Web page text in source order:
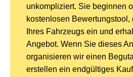
unkompliziert. Sie beginnen
kostenlosen Bewertungstool,
Ihres Fahrzeugs ein und
Angebot. Wenn Sie dieses
organisieren wir einen
erstellen ein endgültiges